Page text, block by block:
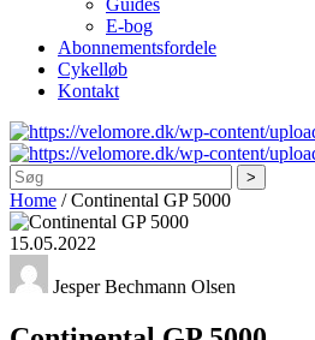
Guides
E-bog
Abonnementsfordele
Cykelløb
Kontakt
Søg
Home /Continental GP 5000
15.05.2022
Jesper Bechmann Olsen